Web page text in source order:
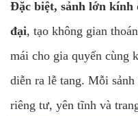
Đặc biệt, sảnh lớn kính
đại, tạo không gian
mái cho gia quyến cùng
diễn ra lễ tang. Mỗi
riêng tư, yên tĩnh và